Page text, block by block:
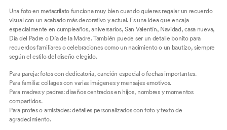
Una foto en metacrilato funciona muy bien cuando quieres regalar un recuerdo
visual con un acabado más decorativo y actual. Es una idea que encaja
especialmente en cumpleaños, aniversarios, San Valentín, Navidad, casa nueva,
Día del Padre o Día de la Madre. También puede ser un detalle bonito para
recuerdos familiares o celebraciones como un nacimiento o un bautizo, siempre
según el estilo del diseño elegido.
Para pareja: fotos con dedicatoria, canción especial o fechas importantes.
Para familia: collages con varias imágenes y mensajes emotivos.
Para madres y padres: diseños centrados en hijos, nombres y momentos
compartidos.
Para profes o amistades: detalles personalizados con foto y texto de
agradecimiento.